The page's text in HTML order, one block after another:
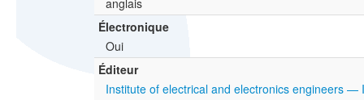
anglais
Électronique
Oui
Éditeur
Institute of electrical and electronics engineers —